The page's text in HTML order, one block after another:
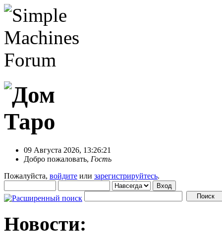
09 Августа 2026, 13:26:21
Добро пожаловать, Гость
Пожалуйста, войдите или зарегистрируйтесь.
Новости: